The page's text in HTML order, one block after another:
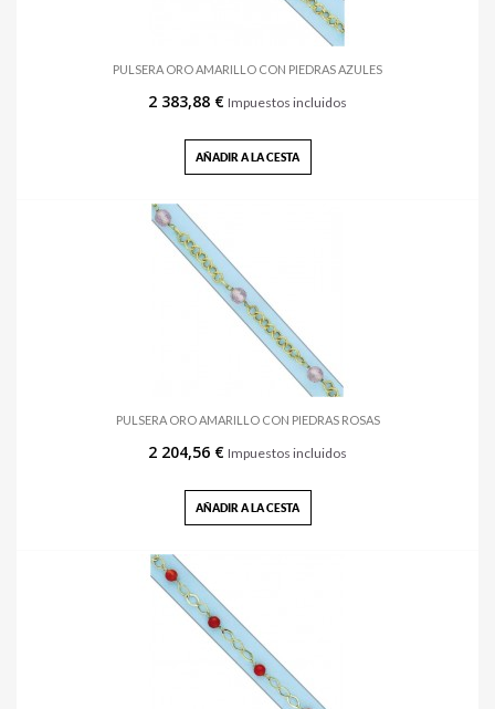
PULSERA ORO AMARILLO CON PIEDRAS AZULES
2 383,88 € Impuestos incluidos
AÑADIR A LA CESTA
PULSERA ORO AMARILLO CON PIEDRAS ROSAS
2 204,56 € Impuestos incluidos
AÑADIR A LA CESTA